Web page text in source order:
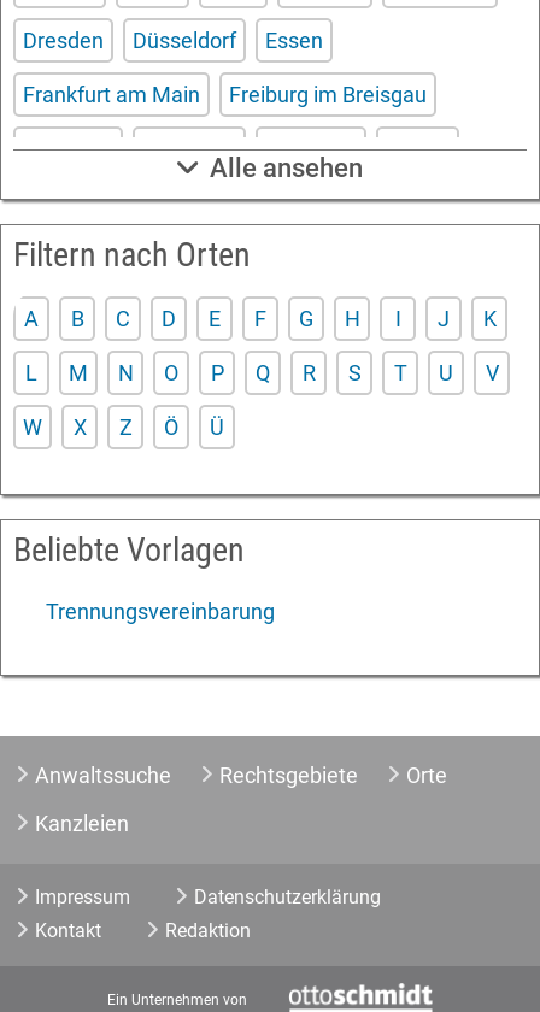
Dresden Düsseldorf Essen
Frankfurt am Main Freiburg im Breisgau
Hamburg Hannover Karlsruhe Kassel
Köln Leipzig Mannheim München
Nürnberg Saarbrücken
Würzburg
Alle ansehen
Filtern nach Orten
A B C D E F G H I J K
L M N O P Q R S T U V
W X Z Ö Ü
Beliebte Vorlagen
Trennungsvereinbarung
Anwaltssuche Rechtsgebiete
Orte
Kanzleien
Impressum
Datenschutzerklärung
Kontakt
Redaktion
Ein Unternehmen von